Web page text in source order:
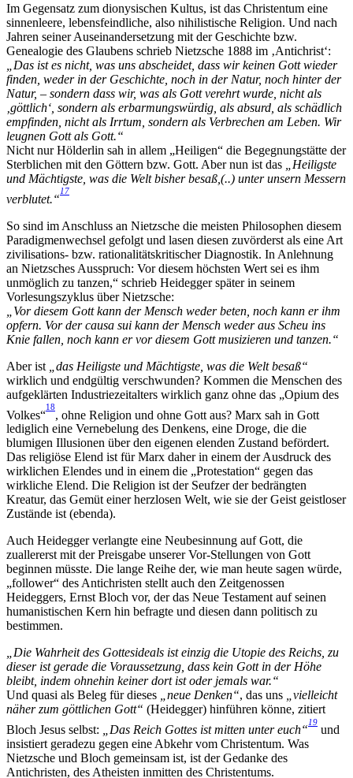
Im Gegensatz zum dionysischen Kultus, ist das Christentum eine
sinnenleere, lebensfeindliche, also nihilistische Religion. Und nach
Jahren seiner Auseinandersetzung mit der Geschichte bzw.
Genealogie des Glaubens schrieb Nietzsche 1888 im ‚Antichrist‘:
„Das ist es nicht, was uns abscheidet, dass wir keinen Gott wieder
finden, weder in der Geschichte, noch in der Natur, noch hinter der
Natur, – sondern dass wir, was als Gott verehrt wurde, nicht als
‚göttlich‘, sondern als erbarmungswürdig, als absurd, als schädlich
empfinden, nicht als Irrtum, sondern als Verbrechen am Leben. Wir
leugnen Gott als Gott.“
Nicht nur Hölderlin sah in allem „Heiligen“ die Begegnungstätte der
Sterblichen mit den Göttern bzw. Gott. Aber nun ist das
„Heiligste
und Mächtigste, was die Welt bisher besaß,(..) unter unsern Messern
verblutet.“
17
So sind im Anschluss an Nietzsche die meisten Philosophen diesem
Paradigmenwechsel gefolgt und lasen diesen zuvörderst als eine Art
zivilisations- bzw. rationalitätskritischer Diagnostik. In Anlehnung
an Nietzsches Ausspruch: Vor diesem höchsten Wert sei es ihm
unmöglich zu tanzen,“ schrieb Heidegger später in seinem
Vorlesungszyklus über Nietzsche:
„Vor diesem Gott kann der Mensch weder beten, noch kann er ihm
opfern. Vor der causa sui kann der Mensch weder aus Scheu ins
Knie fallen, noch kann er vor diesem Gott musizieren und tanzen.“
Aber ist „das Heiligste und Mächtigste, was die Welt besaß“
wirklich und endgültig verschwunden? Kommen die Menschen des
aufgeklärten Industriezeitalters wirklich ganz ohne das „Opium des
Volkes“
18
, ohne Religion und ohne Gott aus? Marx sah in Gott
lediglich eine Vernebelung des Denkens, eine Droge, die die
blumigen Illusionen über den eigenen elenden Zustand befördert.
Das religiöse Elend ist für Marx daher in einem der Ausdruck des
wirklichen Elendes und in einem die „Protestation“ gegen das
wirkliche Elend. Die Religion ist der Seufzer der bedrängten
Kreatur, das Gemüt einer herzlosen Welt, wie sie der Geist geistloser
Zustände ist (ebenda).
Auch Heidegger verlangte eine Neubesinnung auf Gott, die
zuallererst mit der Preisgabe unserer Vor-Stellungen von Gott
beginnen müsste. Die lange Reihe der, wie man heute sagen würde,
„follower“ des Antichristen stellt auch den Zeitgenossen
Heideggers, Ernst Bloch vor, der das Neue Testament auf seinen
humanistischen Kern hin befragte und diesen dann politisch zu
bestimmen.
„Die Wahrheit des Gottesideals ist einzig die Utopie des Reichs, zu
dieser ist gerade die Voraussetzung, dass kein Gott in der Höhe
bleibt, indem ohnehin keiner dort ist oder jemals war.“
Und quasi als Beleg für dieses
„neue Denken“, das uns
„vielleicht
näher zum göttlichen Gott“ (Heidegger) hinführen könne, zitiert
Bloch Jesus selbst:
„Das Reich Gottes ist mitten unter euch“
19
und
insistiert geradezu gegen eine Abkehr vom Christentum. Was
Nietzsche und Bloch gemeinsam ist, ist der Gedanke des
Antichristen, des Atheisten inmitten des Christentums.